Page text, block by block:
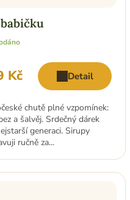
Kč Detail
chutě plné vzpomínek:
a šalvěj. Srdečný dárek
generaci. Sirupy
ručně za...